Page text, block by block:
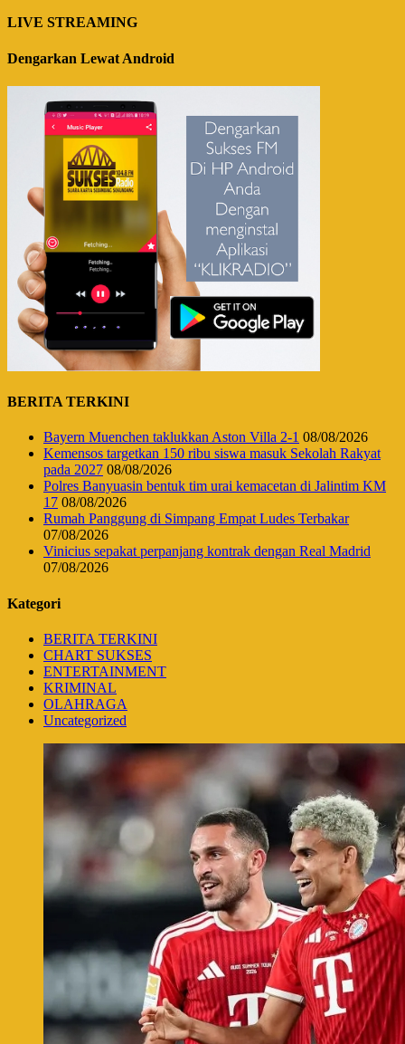
LIVE STREAMING
Dengarkan Lewat Android
BERITA TERKINI
Bayern Muenchen taklukkan Aston Villa 2-1 08/08/2026
Kemensos targetkan 150 ribu siswa masuk Sekolah Rakyat
pada 2027 08/08/2026
Polres Banyuasin bentuk tim urai kemacetan di Jalintim KM
17 08/08/2026
Rumah Panggung di Simpang Empat Ludes Terbakar
07/08/2026
Vinicius sepakat perpanjang kontrak dengan Real Madrid
07/08/2026
Kategori
BERITA TERKINI
CHART SUKSES
ENTERTAINMENT
KRIMINAL
OLAHRAGA
Uncategorized